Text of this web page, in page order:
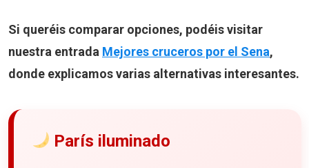
Si queréis comparar opciones, podéis visitar
nuestra entrada Mejores cruceros por el Sena,
donde explicamos varias alternativas interesantes.
París iluminado